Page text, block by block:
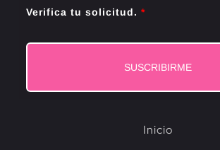
Verifica tu solicitud. *
SUSCRIBIRME
Inicio